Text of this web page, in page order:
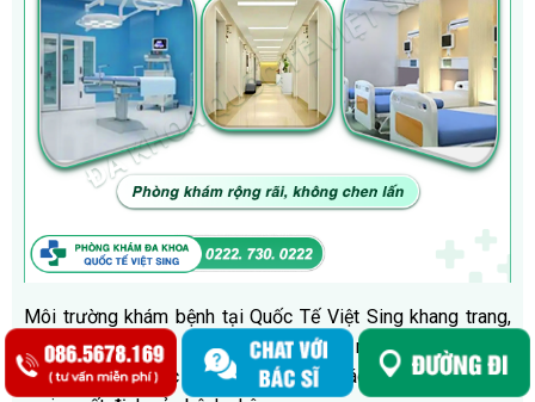
Môi trường khám bệnh tại Quốc Tế Việt Sing khang trang,
sạch sẽ đặc biệt luôn đảm bảo tính riêng tư, sử dụng
phòng khám 1 bác sĩ – 1 bệnh nhân. Bác sĩ luôn tôn trọng